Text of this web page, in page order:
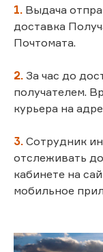
1. Выдача
доставка
Почтомата.
2. За час до
получателем.
курьера на
3. Сотрудник
отслеживать
кабинете на
мобильное